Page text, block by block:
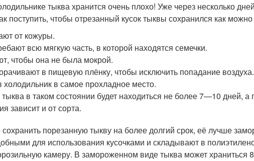
тыква хранится очень плохо! Уже через несколько
поступить, чтобы отрезанный кусок тыквы сохранился как
от кожуры.
всю мягкую часть, в которой находятся семечки.
чтобы она не была мокрой.
в пищевую плёнку, чтобы исключить попадание воздуха.
в самое прохладное место.
в таком состоянии будет находиться не более 7—10 дней, а
зависит и от сорта.
порезанную тыкву на более долгий срок, её лучше
для использования кусочками и складывают в
камеру. В замороженном виде тыква может храниться